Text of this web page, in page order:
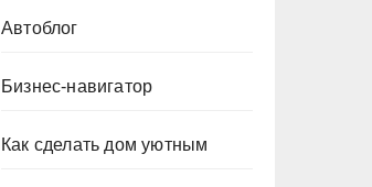
Автоблог
Бизнес-навигатор
Как сделать дом уютным